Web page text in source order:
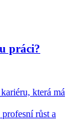
práci?
která má
růst a